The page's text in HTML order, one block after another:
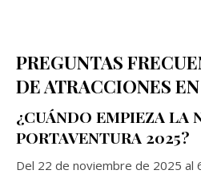
PREGUNTAS
DE ATRACCIONES
¿CUÁNDO EMPIEZA LA
PORTAVENTURA 2025?
Del 22 de noviembre de 2025 al